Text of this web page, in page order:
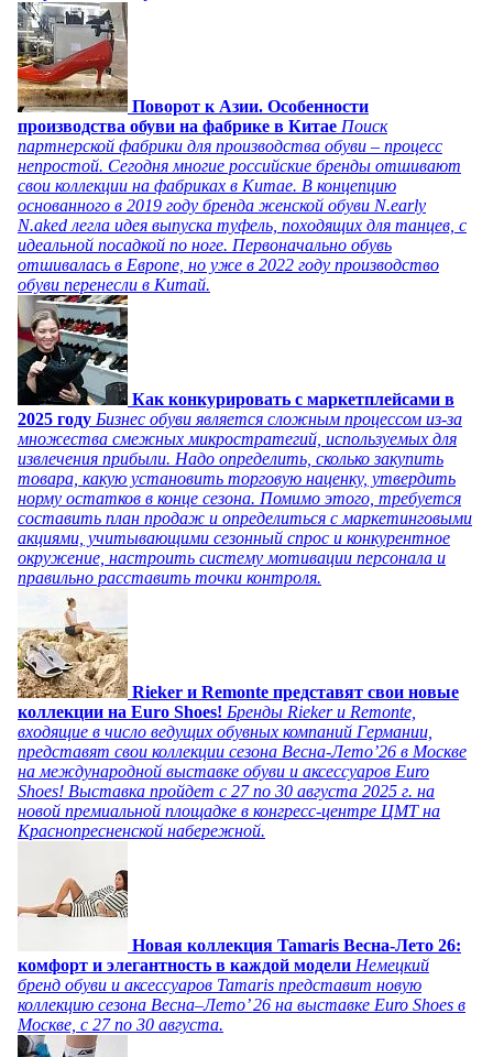
Поворот к Азии. Особенности
производства обуви на фабрике в Китае Поиск
партнерской фабрики для производства обуви – процесс
непростой. Сегодня многие российские бренды отшивают
свои коллекции на фабриках в Китае. В концепцию
основанного в 2019 году бренда женской обуви N.early
N.aked легла идея выпуска туфель, походящих для танцев, с
идеальной посадкой по ноге. Первоначально обувь
отшивалась в Европе, но уже в 2022 году производство
обуви перенесли в Китай.
Как конкурировать с маркетплейсами в
2025 году Бизнес обуви является сложным процессом из-за
множества смежных микростратегий, используемых для
извлечения прибыли. Надо определить, сколько закупить
товара, какую установить торговую наценку, утвердить
норму остатков в конце сезона. Помимо этого, требуется
составить план продаж и определиться с маркетинговыми
акциями, учитывающими сезонный спрос и конкурентное
окружение, настроить систему мотивации персонала и
правильно расставить точки контроля.
Rieker и Remonte представят свои новые
коллекции на Euro Shoes! Бренды Rieker и Remonte,
входящие в число ведущих обувных компаний Германии,
представят свои коллекции сезона Весна-Лето’26 в Москве
на международной выставке обуви и аксессуаров Euro
Shoes! Выставка пройдет c 27 по 30 августа 2025 г. на
новой премиальной площадке в конгресс-центре ЦМТ на
Краснопресненской набережной.
Новая коллекция Tamaris Весна-Лето 26:
комфорт и элегантность в каждой модели Немецкий
бренд обуви и аксессуаров Tamaris представит новую
коллекцию сезона Весна–Лето’ 26 на выставке Euro Shoes в
Москве, с 27 по 30 августа.